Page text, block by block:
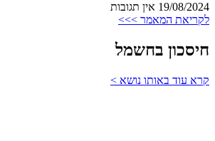
19/08/2024 אין תגובות
לקריאת המאמר >>>
חיסכון בחשמל
קרא עוד באותו נושא >